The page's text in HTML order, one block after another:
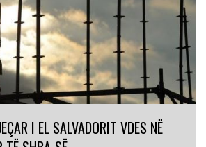
I EL SALVADORIT VDES NË